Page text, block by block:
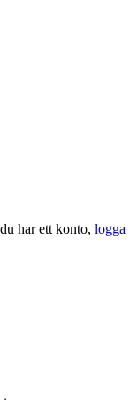
har ett konto, logga